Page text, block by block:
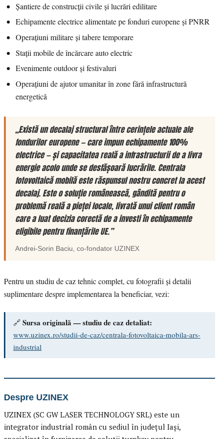
Șantiere de construcții civile și lucrări edilitare
Echipamente electrice alimentate pe fonduri europene și PNRR
Operațiuni militare și tabere temporare
Stații mobile de încărcare auto electric
Evenimente outdoor și festivaluri
Operațiuni de ajutor umanitar în zone fără infrastructură
energetică
„Există un decalaj structural între cerințele actuale ale
fondurilor europene — care impun echipamente 100%
electrice — și capacitatea reală a infrastructurii de a livra
energie acolo unde se desfășoară lucrările. Centrala
fotovoltaică mobilă este răspunsul nostru concret la acest
decalaj. Este o soluție românească, gândită pentru o
problemă reală a pieței locale, livrată unui client român
care a luat decizia corectă de a investi în echipamente
eligibile pentru finanțările UE.”
Andrei-Sorin Baciu, co-fondator UZINEX
Pentru un studiu de caz tehnic complet, cu fotografii și detalii
suplimentare despre implementarea la beneficiar, vezi:
🔗 Sursa originală — studiu de caz detaliat:
www.uzinex.ro/studii-de-caz/centrala-fotovoltaica-mobila-ars-
industrial
Despre UZINEX
UZINEX (SC GW LASER TECHNOLOGY SRL) este un
integrator industrial român cu sediul în județul Iași,